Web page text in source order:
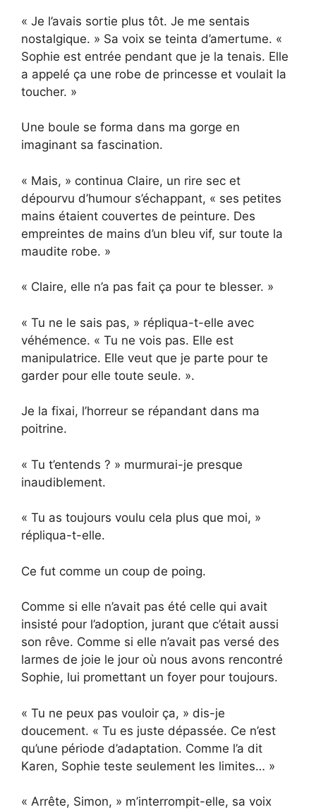
« Je l’avais sortie plus tôt. Je me sentais
nostalgique. » Sa voix se teinta d’amertume. «
Sophie est entrée pendant que je la tenais. Elle
a appelé ça une robe de princesse et voulait la
toucher. »
Une boule se forma dans ma gorge en
imaginant sa fascination.
« Mais, » continua Claire, un rire sec et
dépourvu d’humour s’échappant, « ses petites
mains étaient couvertes de peinture. Des
empreintes de mains d’un bleu vif, sur toute la
maudite robe. »
« Claire, elle n’a pas fait ça pour te blesser. »
« Tu ne le sais pas, » répliqua-t-elle avec
véhémence. « Tu ne vois pas. Elle est
manipulatrice. Elle veut que je parte pour te
garder pour elle toute seule. ».
Je la fixai, l’horreur se répandant dans ma
poitrine.
« Tu t’entends ? » murmurai-je presque
inaudiblement.
« Tu as toujours voulu cela plus que moi, »
répliqua-t-elle.
Ce fut comme un coup de poing.
Comme si elle n’avait pas été celle qui avait
insisté pour l’adoption, jurant que c’était aussi
son rêve. Comme si elle n’avait pas versé des
larmes de joie le jour où nous avons rencontré
Sophie, lui promettant un foyer pour toujours.
« Tu ne peux pas vouloir ça, » dis-je
doucement. « Tu es juste dépassée. Ce n’est
qu’une période d’adaptation. Comme l’a dit
Karen, Sophie teste seulement les limites… »
« Arrête, Simon, » m’interrompit-elle, sa voix